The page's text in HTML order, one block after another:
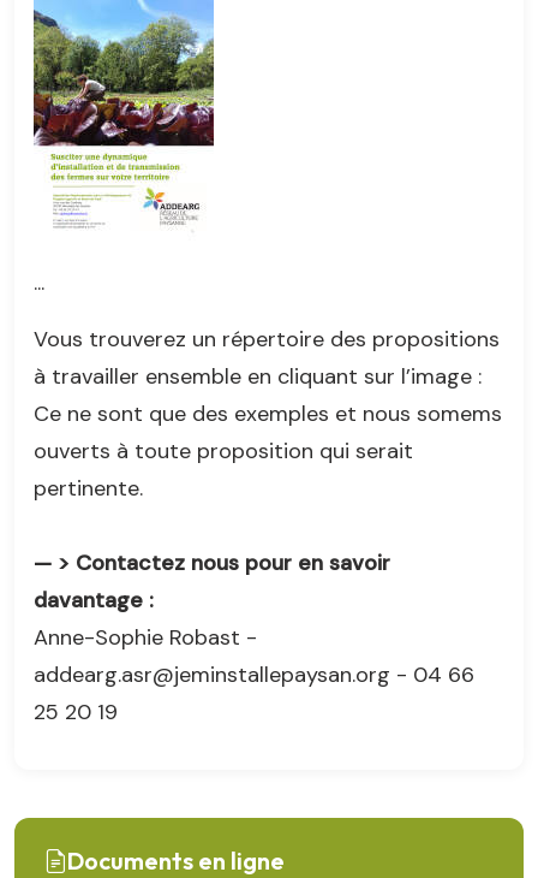
...
Vous trouverez un répertoire des propositions
à travailler ensemble en cliquant sur l’image :
Ce ne sont que des exemples et nous somems
ouverts à toute proposition qui serait
pertinente.
— > Contactez nous pour en savoir
davantage :
Anne-Sophie Robast -
addearg.asr@jeminstallepaysan.org - 04 66
25 20 19
Documents en ligne